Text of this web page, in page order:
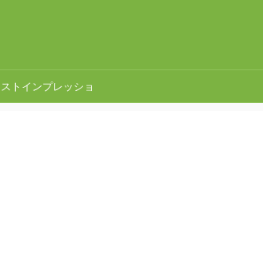
トインプレッショ